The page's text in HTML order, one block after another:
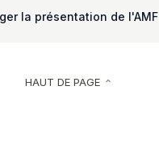
la présentation de l'AMF
HAUT DE PAGE keyboard_arrow_up